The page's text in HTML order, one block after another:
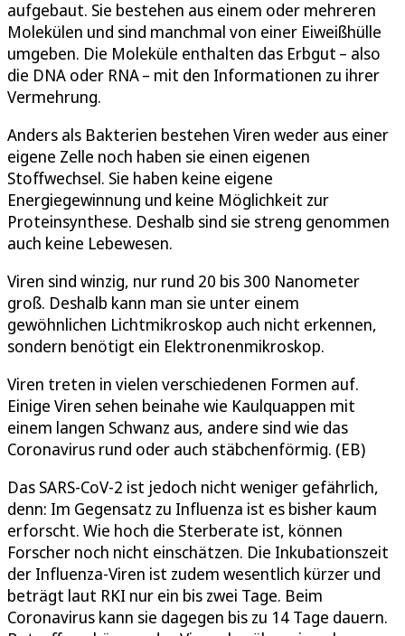
aufgebaut. Sie bestehen aus einem oder mehreren
Molekülen und sind manchmal von einer Eiweißhülle
umgeben. Die Moleküle enthalten das Erbgut – also
die DNA oder RNA – mit den Informationen zu ihrer
Vermehrung.
Anders als Bakterien bestehen Viren weder aus einer
eigene Zelle noch haben sie einen eigenen
Stoffwechsel. Sie haben keine eigene
Energiegewinnung und keine Möglichkeit zur
Proteinsynthese. Deshalb sind sie streng genommen
auch keine Lebewesen.
Viren sind winzig, nur rund 20 bis 300 Nanometer
groß. Deshalb kann man sie unter einem
gewöhnlichen Lichtmikroskop auch nicht erkennen,
sondern benötigt ein Elektronenmikroskop.
Viren treten in vielen verschiedenen Formen auf.
Einige Viren sehen beinahe wie Kaulquappen mit
einem langen Schwanz aus, andere sind wie das
Coronavirus rund oder auch stäbchenförmig. (EB)
Das SARS-CoV-2 ist jedoch nicht weniger gefährlich,
denn: Im Gegensatz zu Influenza ist es bisher kaum
erforscht. Wie hoch die Sterberate ist, können
Forscher noch nicht einschätzen. Die Inkubationszeit
der Influenza-Viren ist zudem wesentlich kürzer und
beträgt laut RKI nur ein bis zwei Tage. Beim
Coronavirus kann sie dagegen bis zu 14 Tage dauern.